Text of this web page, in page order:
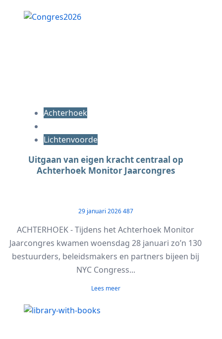
Achterhoek
Lichtenvoorde
Uitgaan van eigen kracht centraal op
Achterhoek Monitor Jaarcongres
29 januari 2026487
ACHTERHOEK - Tijdens het Achterhoek Monitor
Jaarcongres kwamen woensdag 28 januari zo’n 130
bestuurders, beleidsmakers en partners bijeen bij
NYC Congress...
Lees meer